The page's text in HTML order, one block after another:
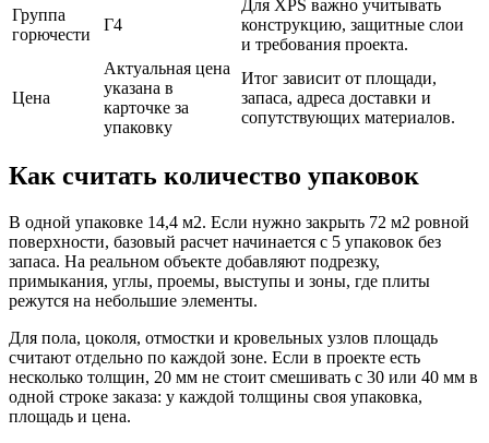
Группа
горючести
Г4
Для XPS важно учитывать
конструкцию, защитные слои
и требования проекта.
Цена
Актуальная цена
указана в
карточке за
упаковку
Итог зависит от площади,
запаса, адреса доставки и
сопутствующих материалов.
Как считать количество упаковок
В одной упаковке 14,4 м2. Если нужно закрыть 72 м2 ровной
поверхности, базовый расчет начинается с 5 упаковок без
запаса. На реальном объекте добавляют подрезку,
примыкания, углы, проемы, выступы и зоны, где плиты
режутся на небольшие элементы.
Для пола, цоколя, отмостки и кровельных узлов площадь
считают отдельно по каждой зоне. Если в проекте есть
несколько толщин, 20 мм не стоит смешивать с 30 или 40 мм в
одной строке заказа: у каждой толщины своя упаковка,
площадь и цена.